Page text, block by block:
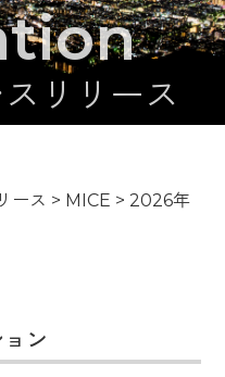
リリース
ース > MICE >2026年
ン